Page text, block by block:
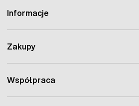
Informacje
Zakupy
Współpraca